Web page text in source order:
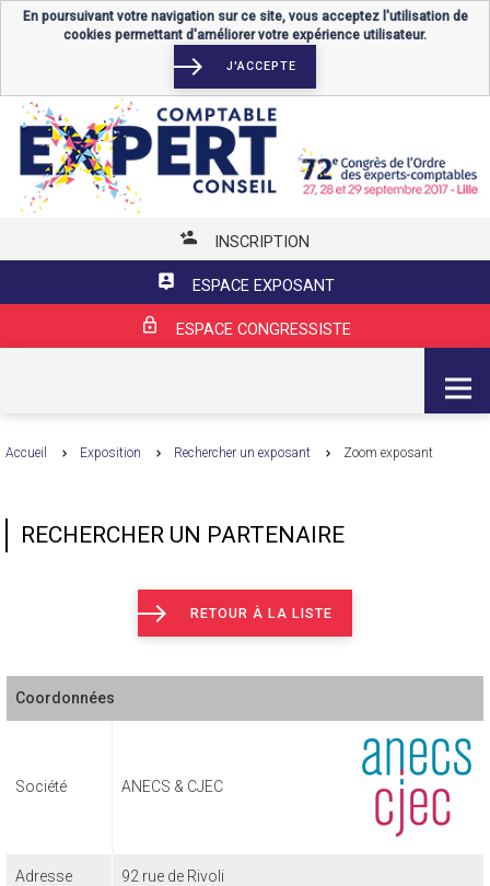
INSCRIPTION
ESPACE EXPOSANT
ESPACE CONGRESSISTE
Accueil Exposition Rechercher un exposant Zoom exposant
RECHERCHER UN PARTENAIRE
RETOUR À LA LISTE
Coordonnées
Société ANECS & CJEC
Adresse 92 rue de Rivoli
En poursuivant votre navigation sur ce site, vous acceptez l'utilisation de
cookies permettant d'améliorer votre expérience utilisateur.
J'ACCEPTE